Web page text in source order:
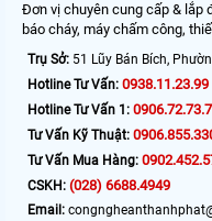
Đơn vị chuyên cung cấp & lắp
báo cháy, máy chấm công,
Trụ Sở: 51 Lũy Bán Bích,
Hotline Tư Vấn: 0938.11.23.99
Hotline Tư Vấn 1:
Tư Vấn Kỹ Thuật:
Tư Vấn Mua Hàng:
CSKH: (028) 6688.4949
Email: